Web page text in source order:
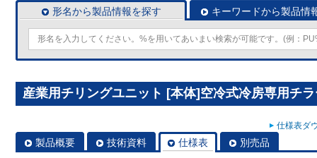
形名から製品情報を探す キーワードから製品情
産業用チリングユニット [本体]空冷式冷房専用チ
仕様表ダ
製品概要 技術資料 仕様表 別売品